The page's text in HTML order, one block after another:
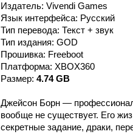
Издатель: Vivendi Games
Язык интерфейса: Русский
Тип перевода: Текст + звук
Тип издания: GOD
Прошивка: Freeboot
Платформа: XBOX360
Размер: 4.74 GB
Джейсон Борн —
вообще не существует. Его
секретные задание, драки,